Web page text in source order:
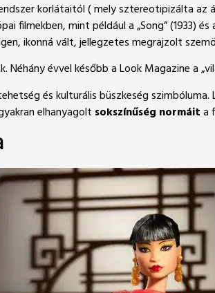
korlátaitól ( mely sztereotipizálta az
filmekben, mint például a „Song” (1933)
ikonná vált, jellegzetes megrajzolt
évvel később a Look Magazine a
és kulturális büszkeség
elhanyagolt sokszínűség normáita